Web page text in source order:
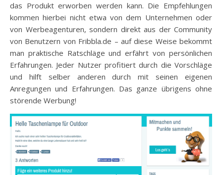
das Produkt erworben werden kann. Die Empfehlungen
kommen hierbei nicht etwa von dem Unternehmen oder
von Werbeagenturen, sondern direkt aus der Community
von Benutzern von Fribbla.de – auf diese Weise bekommt
man praktische Ratschläge und erfährt von persönlichen
Erfahrungen. Jeder Nutzer profitiert durch die Vorschläge
und hilft selber anderen durch mit seinen eigenen
Anregungen und Erfahrungen. Das ganze übrigens ohne
störende Werbung!